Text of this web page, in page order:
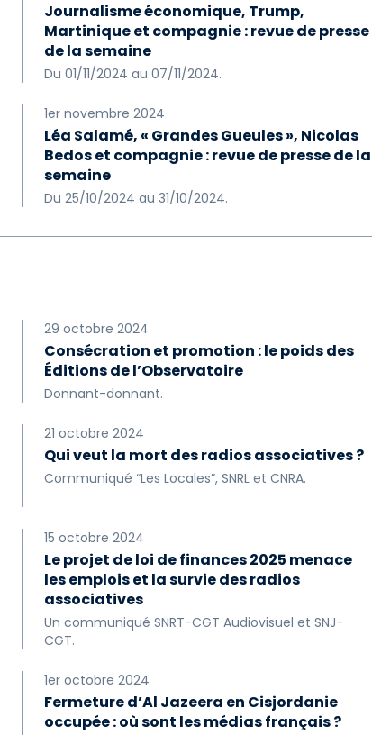
Journalisme économique, Trump,
Martinique et compagnie : revue de presse
de la semaine
Du 01/11/2024 au 07/11/2024.
1er novembre 2024
Léa Salamé, « Grandes Gueules », Nicolas
Bedos et compagnie : revue de presse de la
semaine
Du 25/10/2024 au 31/10/2024.
29 octobre 2024
Consécration et promotion : le poids des
Éditions de l’Observatoire
Donnant-donnant.
21 octobre 2024
Qui veut la mort des radios associatives ?
Communiqué “Les Locales”, SNRL et CNRA.
15 octobre 2024
Le projet de loi de finances 2025 menace
les emplois et la survie des radios
associatives
Un communiqué SNRT-CGT Audiovisuel et SNJ-
CGT.
1er octobre 2024
Fermeture d’Al Jazeera en Cisjordanie
occupée : où sont les médias français ?